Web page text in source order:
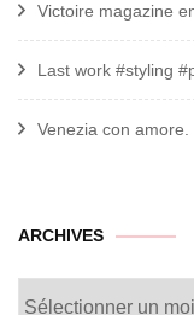
Victoire magazine
Last work #styling
Venezia con amore.
ARCHIVES